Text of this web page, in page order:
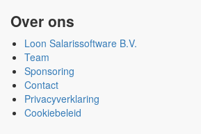
Over ons
Loon Salarissoftware B.V.
Team
Sponsoring
Contact
Privacyverklaring
Cookiebeleid